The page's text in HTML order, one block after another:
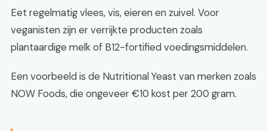
Eet regelmatig vlees, vis, eieren en zuivel. Voor
veganisten zijn er verrijkte producten zoals
plantaardige melk of B12-fortified voedingsmiddelen.
Een voorbeeld is de Nutritional Yeast van merken zoals
NOW Foods, die ongeveer €10 kost per 200 gram.